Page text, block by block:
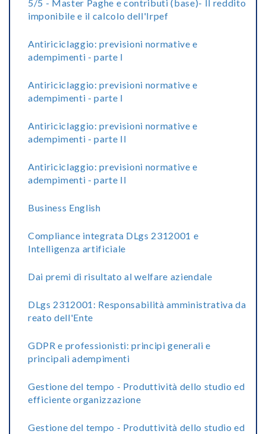
5/5 - Master Paghe e contributi (base)- Il reddito
imponibile e il calcolo dell'Irpef
Antiriciclaggio: previsioni normative e
adempimenti - parte I
Antiriciclaggio: previsioni normative e
adempimenti - parte I
Antiriciclaggio: previsioni normative e
adempimenti - parte II
Antiriciclaggio: previsioni normative e
adempimenti - parte II
Business English
Compliance integrata DLgs 2312001 e
Intelligenza artificiale
Dai premi di risultato al welfare aziendale
DLgs 2312001: Responsabilità amministrativa da
reato dell'Ente
GDPR e professionisti: principi generali e
principali adempimenti
Gestione del tempo - Produttività dello studio ed
efficiente organizzazione
Gestione del tempo - Produttività dello studio ed